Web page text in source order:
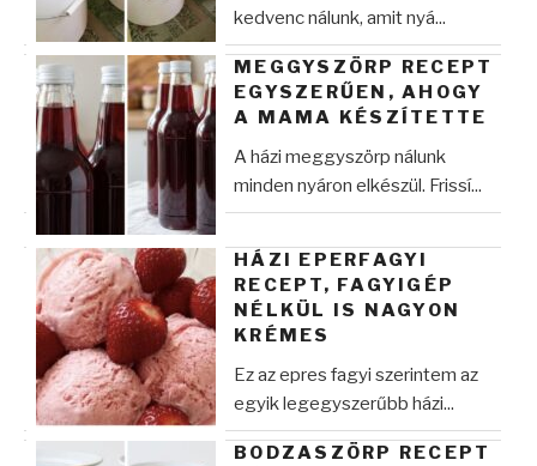
kedvenc nálunk, amit nyá...
MEGGYSZÖRP RECEPT
EGYSZERŰEN, AHOGY
A MAMA KÉSZÍTETTE
A házi meggyszörp nálunk
minden nyáron elkészül. Frissí...
HÁZI EPERFAGYI
RECEPT, FAGYIGÉP
NÉLKÜL IS NAGYON
KRÉMES
Ez az epres fagyi szerintem az
egyik legegyszerűbb házi...
BODZASZÖRP RECEPT